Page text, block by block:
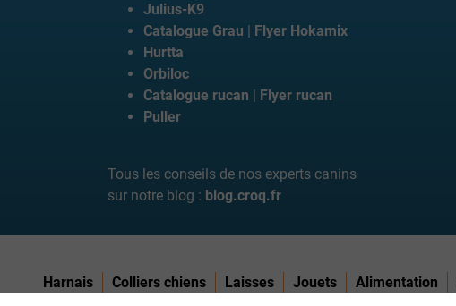
Julius-K9
Catalogue Grau | Flyer Hokamix
Hurtta
Orbiloc
Catalogue rucan | Flyer rucan
Puller
Tous les conseils de nos experts canins
sur notre blog : blog.croq.fr
Harnais Colliers chiens Laisses Jouets Alimentation